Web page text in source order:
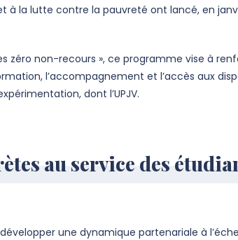
à la lutte contre la pauvreté ont lancé, en
zéro non-recours », ce programme vise à
l’accompagnement et l’accès aux
dont l’UPJV.
au service des
une dynamique partenariale à